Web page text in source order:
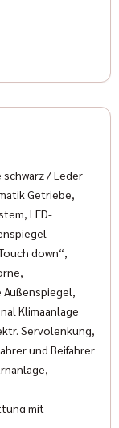
schwarz / Leder
Getriebe,
LED-
down“,
Klimaanlage
Servolenkung,
und Beifahrer
mit